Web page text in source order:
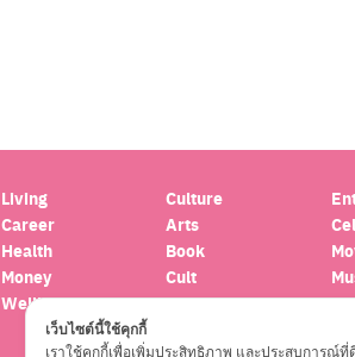
Living
Career
Health
Money
Wellbeing
Culture
Arts
Book
Cult
Horoscope
เว็บไซต์นี้ใช้คุกกี้
เราใช้คุกกี้เพื่อเพิ่มประสิทธิภาพ และประสบการณ์